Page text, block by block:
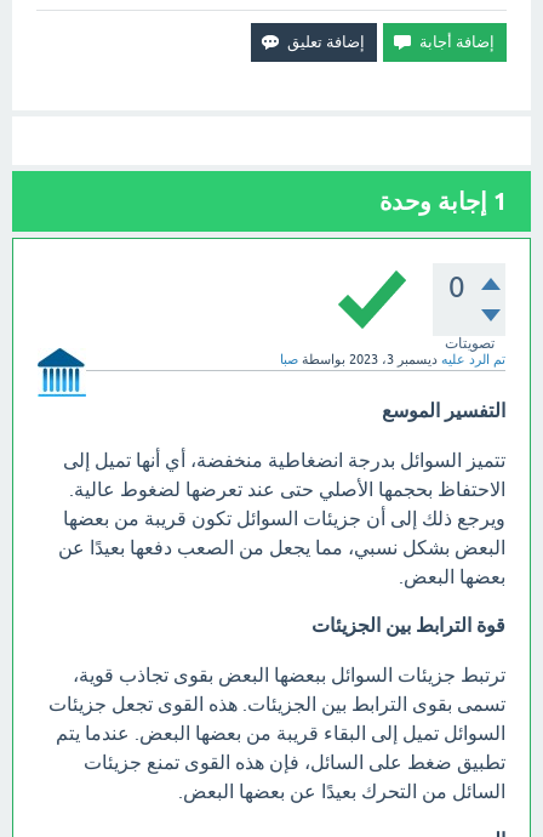
1 إجابة وحدة
0
تصويتات
تم الرد عليه ديسمبر 3، 2023 بواسطة صبا
التفسير الموسع
تتميز السوائل بدرجة انضغاطية منخفضة، أي أنها تميل إلى
الاحتفاظ بحجمها الأصلي حتى عند تعرضها لضغوط عالية.
ويرجع ذلك إلى أن جزيئات السوائل تكون قريبة من بعضها
البعض بشكل نسبي، مما يجعل من الصعب دفعها بعيدًا عن
بعضها البعض.
قوة الترابط بين الجزيئات
ترتبط جزيئات السوائل ببعضها البعض بقوى تجاذب قوية،
تسمى بقوى الترابط بين الجزيئات. هذه القوى تجعل جزيئات
السوائل تميل إلى البقاء قريبة من بعضها البعض. عندما يتم
تطبيق ضغط على السائل، فإن هذه القوى تمنع جزيئات
السائل من التحرك بعيدًا عن بعضها البعض.